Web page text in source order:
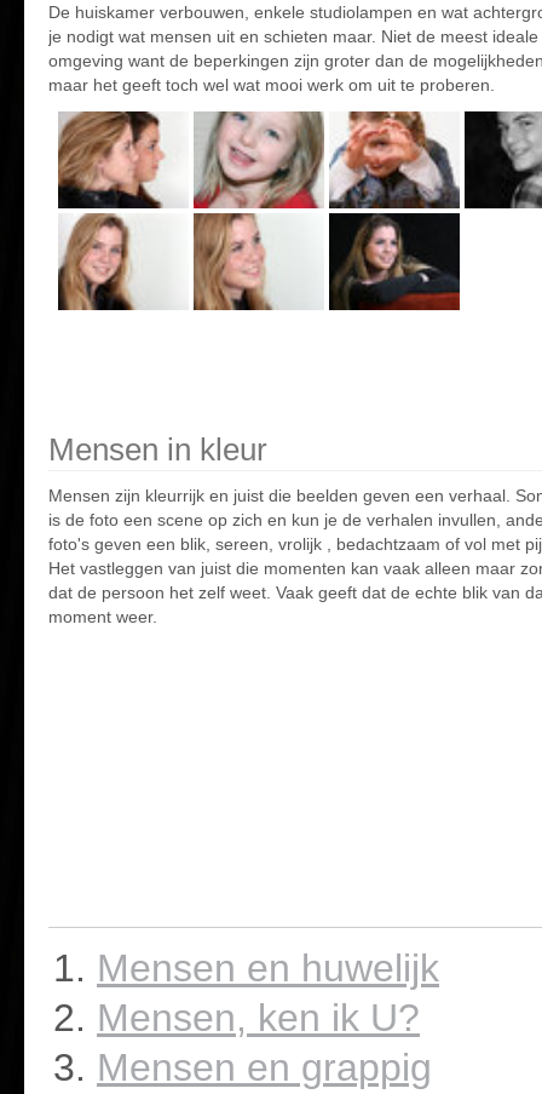
De huiskamer verbouwen, enkele studiolampen en wat
je nodigt wat mensen uit en schieten maar. Niet de meest ideale
omgeving want de beperkingen zijn groter dan de
maar het geeft toch wel wat mooi werk om uit te proberen.
Mensen in kleur
Mensen zijn kleurrijk en juist die beelden geven een verhaal.
is de foto een scene op zich en kun je de verhalen invullen,
foto's geven een blik, sereen, vrolijk , bedachtzaam of vol met
Het vastleggen van juist die momenten kan vaak alleen maar
dat de persoon het zelf weet. Vaak geeft dat de echte blik van
moment weer.
Mensen en huwelijk
Mensen, ken ik U?
Mensen en grappig